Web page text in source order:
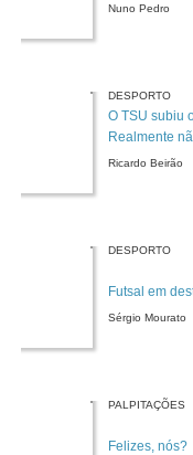
Nuno Pedro
DESPORTO
O TSU subiu
Realmente
Ricardo Beirão
DESPORTO
Futsal em
Sérgio Mourato
PALPITAÇÕES
Felizes, nós?